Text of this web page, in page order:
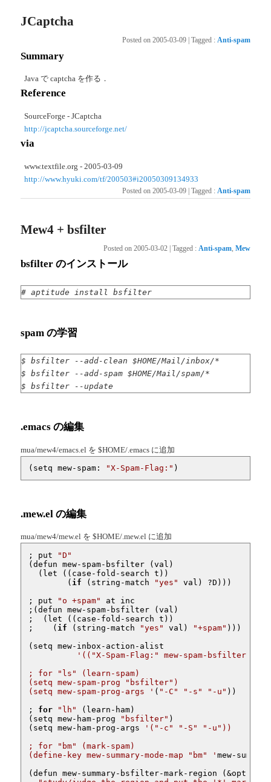
JCaptcha
Posted on 2005-03-09 Tagged : Anti-spam
Summary
Java で captcha を作る．
Reference
SourceForge - JCaptcha
http://jcaptcha.sourceforge.net/
via
www.textfile.org - 2005-03-09
http://www.hyuki.com/tf/200503#i20050309134933
Posted on 2005-03-09 | Tagged : Anti-spam
Mew4 + bsfilter
Posted on 2005-03-02 Tagged : Anti-spam, Mew
bsfilter のインストール
# aptitude install bsfilter
spam の学習
$ bsfilter --add-clean $HOME/Mail/inbox/*
$ bsfilter --add-spam $HOME/Mail/spam/*
$ bsfilter --update
.emacs の編集
mua/mew4/emacs.el を $HOME/.emacs に追加
(setq mew-spam: "X-Spam-Flag:" )
.mew.el の編集
mua/mew4/mew.el を $HOME/.mew.el に追加
; put
"D"
(defun mew-spam-bsfilter (val)
  (
let (( case -fold-search t))
	(
if (string-match "yes"
val) ?D)))
; put
"o +spam"
at inc
;(defun mew-spam-bsfilter (val)
;  ( let (( case -fold-search t))
;    ( if (string-match "yes" val) "+spam" )))
(setq mew-inbox-action-alist
'(("X-Spam-Flag:" mew-spam-bsfilter)))
; for "ls" (learn-spam)
(setq mew-spam-prog "bsfilter")
(setq mew-spam-prog-args ' ( "-C" "-s" "-u" ))
; for "lh"
(learn-ham)
(setq mew-ham-prog
"bsfilter" )
(setq mew-ham-prog-args
'("-c" "-S" "-u"))
; for "bm" (mark-spam)
(define-key mew-summary-mode-map "bm" ' mew-
(defun mew-summary-bsfilter-mark-region